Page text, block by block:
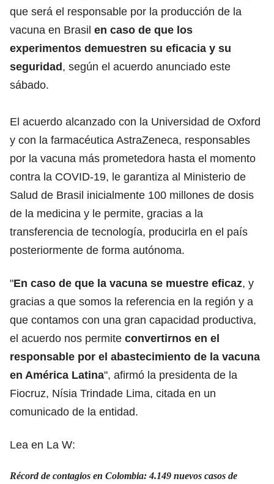
que será el responsable por la producción de la
vacuna en Brasil en caso de que los
experimentos demuestren su eficacia y su
seguridad, según el acuerdo anunciado este
sábado.
El acuerdo alcanzado con la Universidad de Oxford
y con la farmacéutica AstraZeneca, responsables
por la vacuna más prometedora hasta el momento
contra la COVID-19, le garantiza al Ministerio de
Salud de Brasil inicialmente 100 millones de dosis
de la medicina y le permite, gracias a la
transferencia de tecnología, producirla en el país
posteriormente de forma autónoma.
"En caso de que la vacuna se muestre eficaz, y
gracias a que somos la referencia en la región y a
que contamos con una gran capacidad productiva,
el acuerdo nos permite convertirnos en el
responsable por el abastecimiento de la vacuna
en América Latina", afirmó la presidenta de la
Fiocruz, Nísia Trindade Lima, citada en un
comunicado de la entidad.
Lea en La W:
Récord de contagios en Colombia: 4.149 nuevos casos de